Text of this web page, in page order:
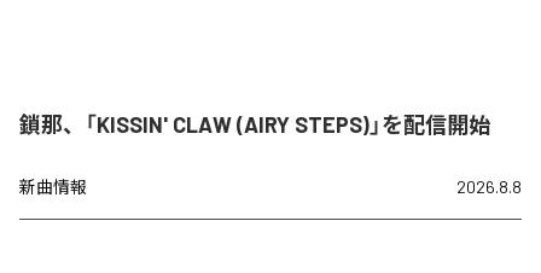
鎖那、「KISSIN' CLAW (AIRY STEPS)」を配信開始
新曲情報 2026.8.8